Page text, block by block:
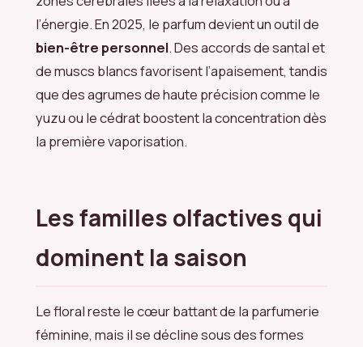
l’énergie. En 2025, le parfum devient un outil de
bien-être personnel. Des accords de santal et
de muscs blancs favorisent l’apaisement, tandis
que des agrumes de haute précision comme le
yuzu ou le cédrat boostent la concentration dès
la première vaporisation.
Les familles olfactives qui
dominent la saison
Le floral reste le cœur battant de la parfumerie
féminine, mais il se décline sous des formes